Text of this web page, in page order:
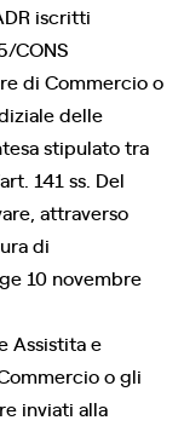
iscritti
CONS
di Commercio o
delle
stipulato tra
141 ss. Del
attraverso
di
10 novembre
Assistita e
o gli
inviati alla